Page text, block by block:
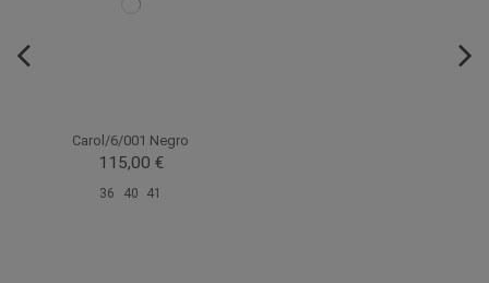
Carol/6/001 Negro
115,00 €
36 40 41